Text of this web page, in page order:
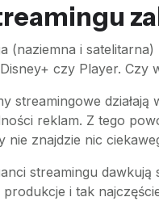
(naziemna i
czy Player. Czy
streamingowe
reklam. Z tego
nie znajdzie nic
streamingu
i tak